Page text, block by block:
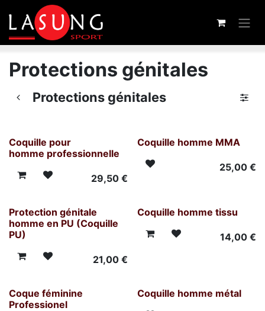
Se rendre au contenu
Protections génitales
Protections génitales
Coquille pour
homme professionnelle
29,50€
Coquille homme MMA
25,00€
Protection génitale
homme en PU (Coquille
PU)
21,00€
Coquille homme tissu
14,00€
Coque féminine
Professionel
Coquille homme métal